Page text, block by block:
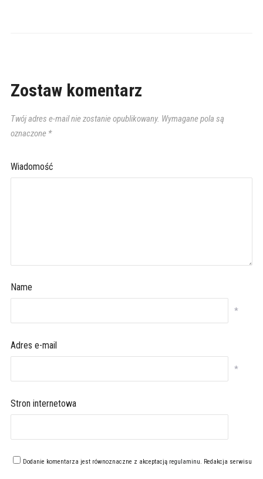
Zostaw komentarz
Twój adres e-mail nie zostanie opublikowany. Wymagane pola są
oznaczone *
Wiadomość
Name
*
Adres e-mail
*
Stron internetowa
Dodanie komentarza jest równoznaczne z akceptacją regulaminu. Redakcja serwisu